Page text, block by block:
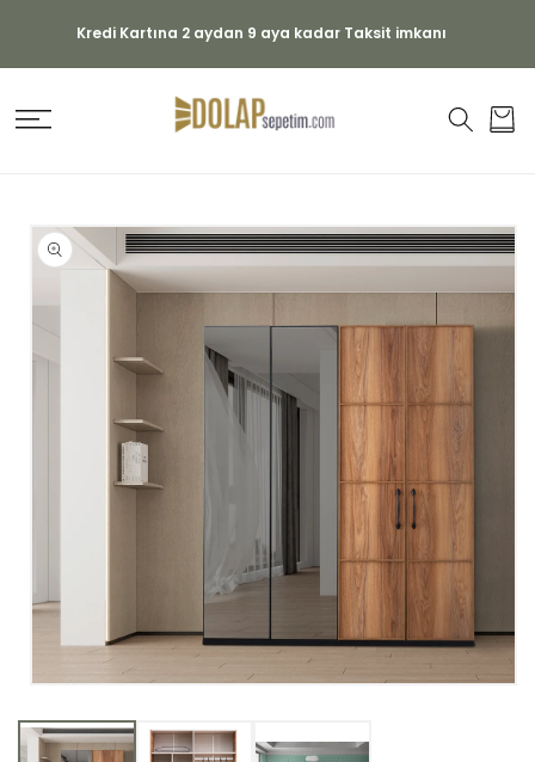
Kredi Kartına 2 aydan 9 aya kadar Taksit imkanı
Sepet
BILGISINE
ATLA
modda
oynatın